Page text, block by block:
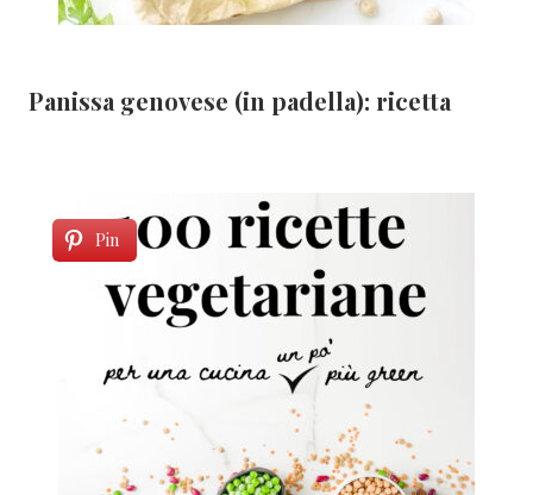
Panissa genovese (in padella): ricetta
Pin